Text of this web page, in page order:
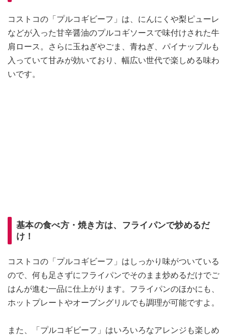
コストコの「プルコギビーフ」は、にんにくや梨ピューレ
などが入った甘辛醤油のプルコギソースで味付けされた牛
肩ロース。さらに玉ねぎやごま、青ねぎ、パイナップルも
入っていて甘みが効いており、幅広い世代で楽しめる味わ
いです。
基本の食べ方・焼き方は、フライパンで炒めるだ
け！
コストコの「プルコギビーフ」はしっかり味がついている
ので、何も足さずにフライパンでそのまま炒めるだけでご
はんが進む一品に仕上がります。フライパンのほかにも、
ホットプレートやオーブングリルでも調理が可能ですよ。
また、「プルコギビーフ」はいろいろなアレンジも楽しめ